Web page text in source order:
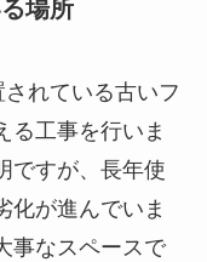
場所
れている古いフ
る工事を行いま
ですが、長年使
化が進んでいま
事なスペースで